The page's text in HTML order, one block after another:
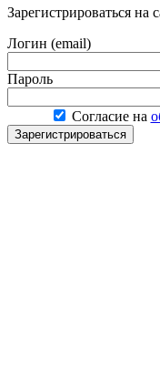
Зарегистрироваться на
Логин (email)
Пароль
Согласие на
Зарегистрироваться